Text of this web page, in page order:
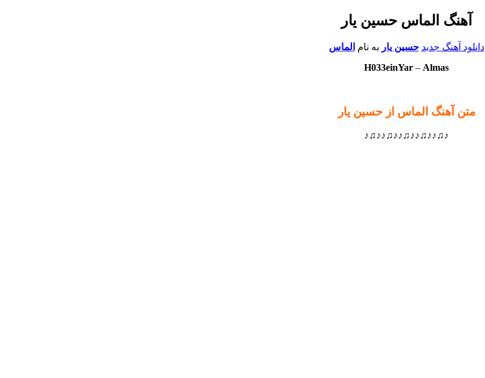
آهنگ الماس حسین یار
دانلود آهنگ جدید حسین یار به نام الماس
H033einYar – Almas
متن آهنگ الماس از حسین یار
♪♫♪♪♫♪♪♫♪♪♫♪♪♫♪